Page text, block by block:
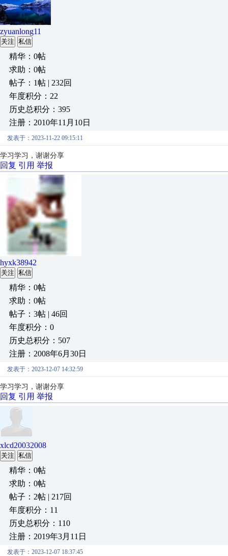
zyuanlong11
关注 私信
精华：0帖
求助：0帖
帖子：1帖 | 232回
年度积分：22
历史总积分：395
注册：2010年11月10日
发表于：2023-11-22 09:15:11
学习学习，谢谢分享
回复 引用 举报
hyxk38942
关注 私信
精华：0帖
求助：0帖
帖子：3帖 | 46回
年度积分：0
历史总积分：507
注册：2008年6月30日
发表于：2023-12-07 14:32:59
学习学习，谢谢分享
回复 引用 举报
xlcd20032008
关注 私信
精华：0帖
求助：0帖
帖子：2帖 | 217回
年度积分：11
历史总积分：110
注册：2019年3月11日
发表于：2023-12-07 18:37:45